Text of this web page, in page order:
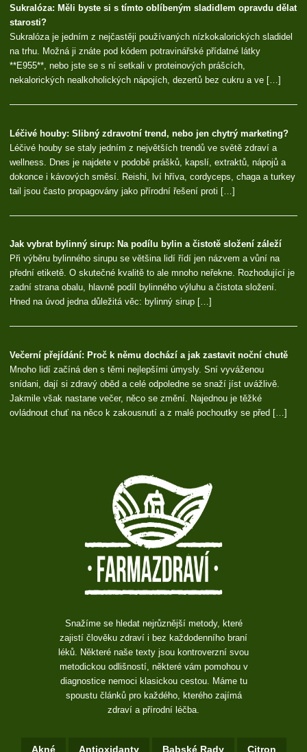
Sukralóza: Měli byste si s tímto oblíbeným sladidlem opravdu dělat
starosti?
Sukralóza je jedním z nejčastěji používaných nízkokalorických sladidel
na trhu. Možná ji znáte pod kódem potravinářské přídatné látky
**E955**, nebo jste se s ní setkali v proteinových prášcích,
nekalorických nealkoholických nápojích, dezertů bez cukru a ve […]
Léčivé houby: Slibný zdravotní trend, nebo jen chytrý marketing?
Léčivé houby se staly jedním z největších trendů ve světě zdraví a
wellness. Dnes je najdete v podobě prášků, kapslí, extraktů, nápojů a
dokonce i kávových směsí. Reishi, lví hříva, cordyceps, chaga a turkey
tail jsou často propagovány jako přírodní řešení proti […]
Jak vybrat bylinný sirup: Na podílu bylin a čistotě složení záleží
Při výběru bylinného sirupu se většina lidí řídí jen názvem a vůní na
přední etiketě. O skutečné kvalitě to ale mnoho neřekne. Rozhodující je
zadní strana obalu, hlavně podíl bylinného výluhu a čistota složení.
Hned na úvod jedna důležitá věc: bylinný sirup […]
Večerní přejídání: Proč k němu dochází a jak zastavit noční chutě
Mnoho lidí začíná den s těmi nejlepšími úmysly. Sní vyváženou
snídani, dají si zdravý oběd a celé odpoledne se snaží jíst uvážlivě.
Jakmile však nastane večer, něco se změní. Najednou je těžké
ovládnout chuť na něco k zakousnutí a z malé pochoutky se před […]
Snažíme se hledat nejrůznější metody, které
zajistí člověku zdraví i bez každodenního braní
léků. Některé naše texty jsou kontroverzní svou
metodickou odlišností, některé vám pomohou v
diagnostice nemoci klasickou cestou. Máme tu
spoustu článků pro každého, kterého zajímá
zdraví a přírodní léčba.
Akné Antioxidanty Babské Rady Citron